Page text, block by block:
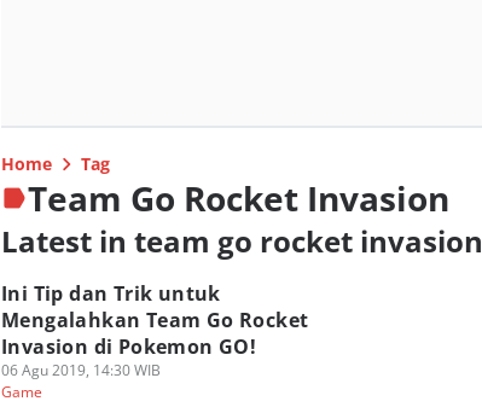
Home Tag
Team Go Rocket Invasion
Latest in team go rocket invasion
Ini Tip dan Trik untuk
Mengalahkan Team Go Rocket
Invasion di Pokemon GO!
06 Agu 2019, 14:30 WIB
Game